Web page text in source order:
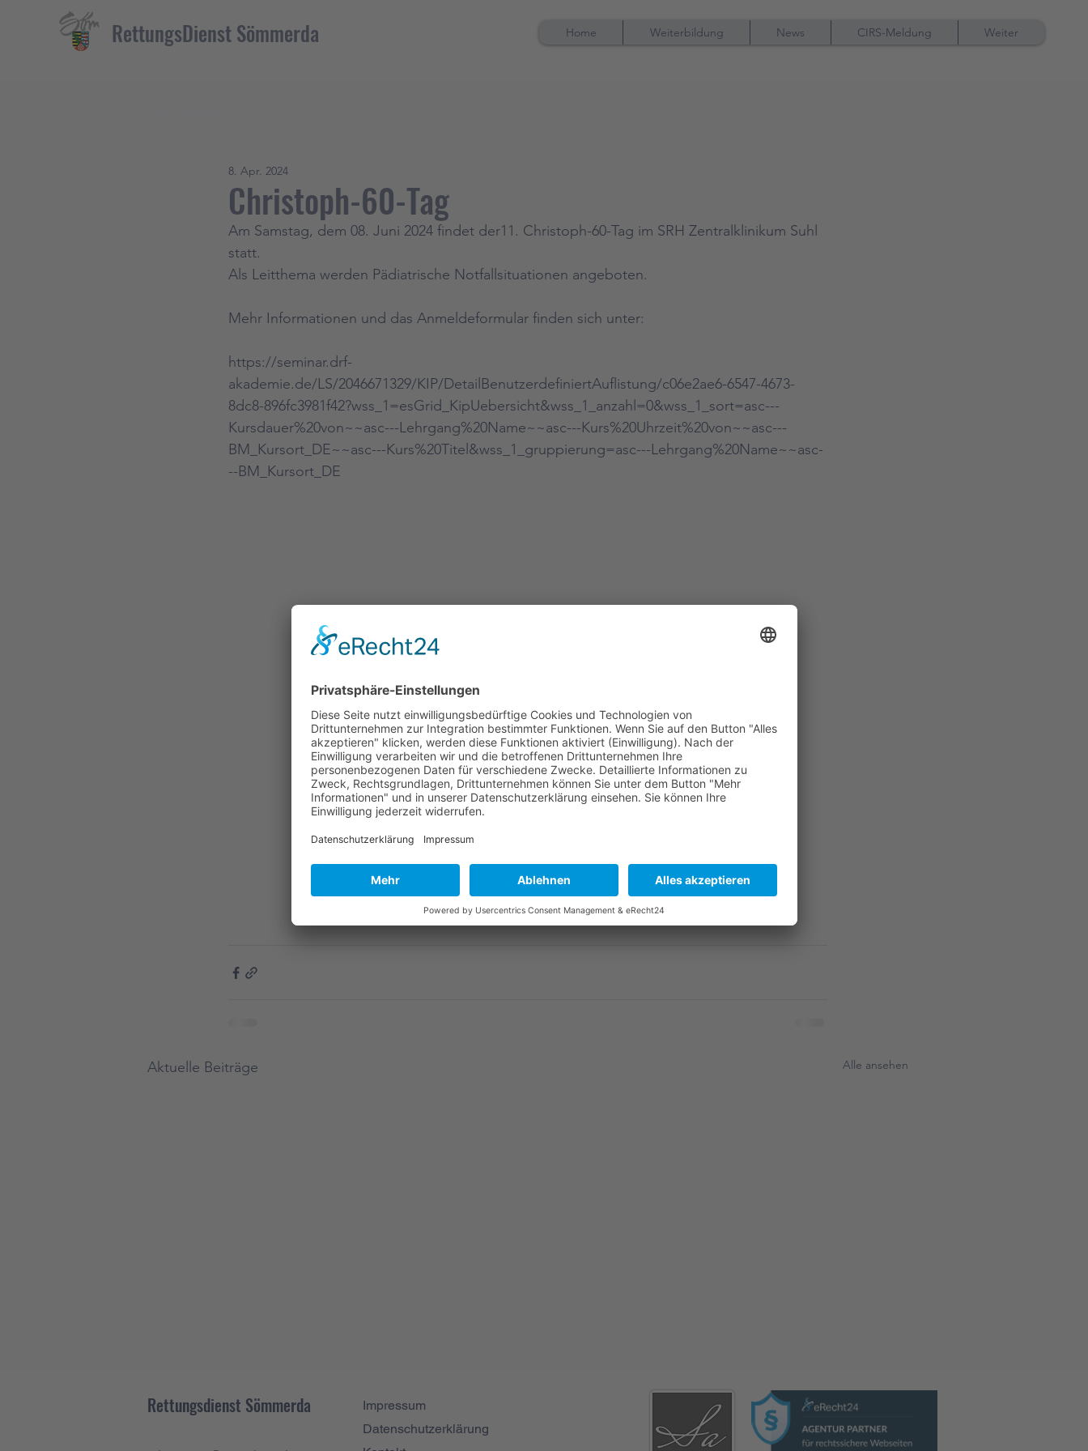
RettungsDienst Sömmerda Home Weiterbildung News CIRS-Meldung Weiter
Christoph-60-Tag
8. Apr. 2024
Am Samstag, dem 08. Juni 2024 findet der11. Christoph-60-Tag im SRH Zentralklinikum Suhl
statt.
Als Leitthema werden Pädiatrische Notfallsituationen angeboten.
Mehr Informationen und das Anmeldeformular finden sich unter:
https://seminar.drf-
akademie.de/LS/2046671329/KIP/DetailBenutzerdefiniertAuflistung/c06e2ae6-6547-4673-
8dc8-896fc3981f42?wss_1=esGrid_KipUebersicht&wss_1_anzahl=0&wss_1_sort=asc---
Kursdauer%20von~~asc---Lehrgang%20Name~~asc---Kurs%20Uhrzeit%20von~~asc---
BM_Kursort_DE~~asc---Kurs%20Titel&wss_1_gruppierung=asc---Lehrgang%20Name~~asc-
--BM_Kursort_DE
Aktuelle Beiträge Alle ansehen
Azubi-Tag 2026
Rettungsdienst Sömmerda
Impressum
Datenschutzerklärung